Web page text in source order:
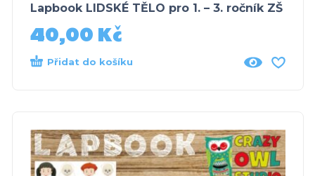
Lapbook LIDSKÉ TĚLO pro 1. – 3. ročník ZŠ
40,00 Kč
Přidat do košíku